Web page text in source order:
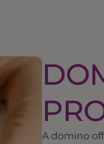
A domino